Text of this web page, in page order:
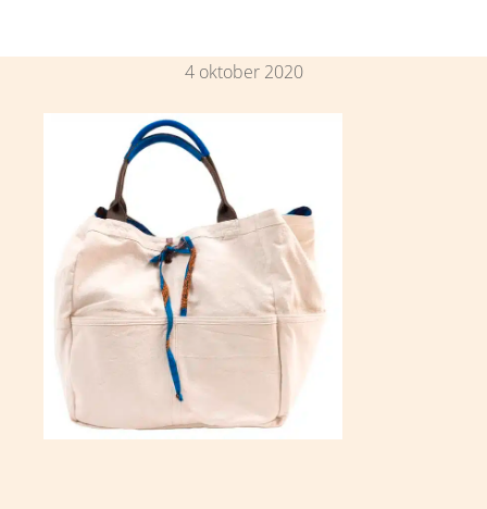
4 oktober 2020